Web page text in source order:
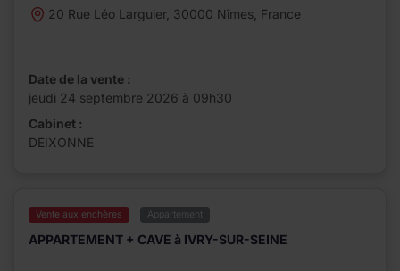
20 Rue Léo Larguier, 30000 Nîmes, France
Date de la vente :
jeudi 24 septembre 2026 à 09h30
Cabinet :
DEIXONNE
Vente aux enchères Appartement
APPARTEMENT + CAVE à IVRY-SUR-SEINE